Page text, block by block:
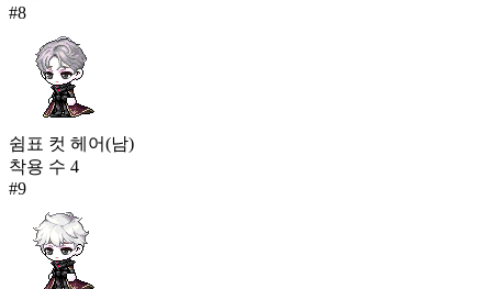
#8
쉼표 컷 헤어(남)
착용 수 4
#9